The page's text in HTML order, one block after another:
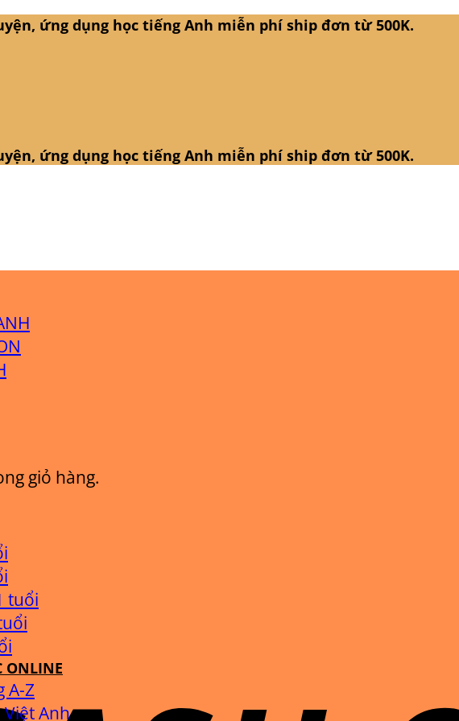
ứng dụng học tiếng Anh miễn phí ship đơn từ 500K.
ứng dụng học tiếng Anh miễn phí ship đơn từ 500K.
giỏ hàng.
tuổi
ONLINE
A-Z
Anh